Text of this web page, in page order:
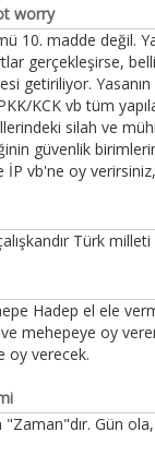
worry
10. madde değil.
gerçekleşirse,
getiriliyor.
KCK vb tüm
silah ve
güvenlik
İP vb'ne oy
Türk
Hadep el ele
ve mehepeye oy
oy verecek.
"Zaman"dır. Gün